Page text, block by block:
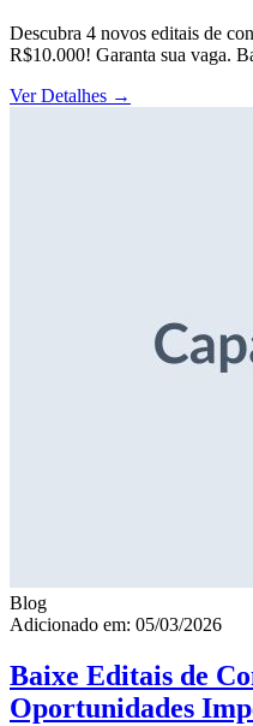
Descubra 4 novos editais de
R$10.000! Garanta sua vaga.
Ver Detalhes →
Blog
Adicionado em: 05/03/2026
Baixe Editais de
Oportunidades